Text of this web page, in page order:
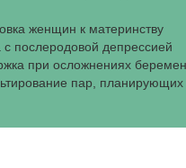
женщин к материнству
с послеродовой депрессией
при осложнениях
пар, планирующих